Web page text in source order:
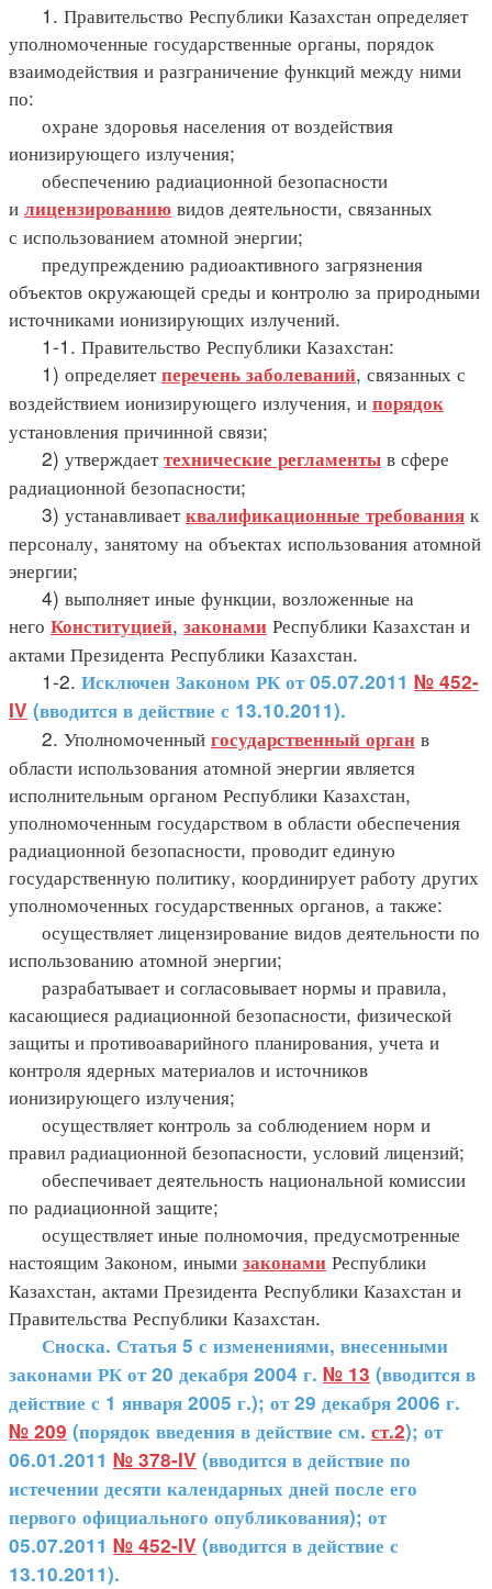
1. Правительство Республики Казахстан определяет
уполномоченные государственные органы, порядок
взаимодействия и разграничение функций между ними
по:
охране здоровья населения от воздействия
ионизирующего излучения;
обеспечению радиационной безопасности
и лицензированию видов деятельности, связанных
с использованием атомной энергии;
предупреждению радиоактивного загрязнения
объектов окружающей среды и контролю за природными
источниками ионизирующих излучений.
1-1. Правительство Республики Казахстан:
1) определяетперечень заболеваний, связанных с
воздействием ионизирующего излучения, и порядок
установления причинной связи;
2) утверждаеттехнические регламенты в сфере
радиационной безопасности;
3) устанавливаетквалификационные требования к
персоналу, занятому на объектах использования атомной
энергии;
4) выполняет иные функции, возложенные на
него Конституцией, законами Республики Казахстан и
актами Президента Республики Казахстан.
1-2. Исключен Законом РК от 05.07.2011 № 452-
IV (вводится в действие с 13.10.2011).
2. Уполномоченный государственный орган в
области использования атомной энергии является
исполнительным органом Республики Казахстан,
уполномоченным государством в области обеспечения
радиационной безопасности, проводит единую
государственную политику, координирует работу других
уполномоченных государственных органов, а также:
осуществляет лицензирование видов деятельности по
использованию атомной энергии;
разрабатывает и согласовывает нормы и правила,
касающиеся радиационной безопасности, физической
защиты и противоаварийного планирования, учета и
контроля ядерных материалов и источников
ионизирующего излучения;
осуществляет контроль за соблюдением норм и
правил радиационной безопасности, условий лицензий;
обеспечивает деятельность национальной комиссии
по радиационной защите;
осуществляет иные полномочия, предусмотренные
настоящим Законом, иными законами Республики
Казахстан, актами Президента Республики Казахстан и
Правительства Республики Казахстан.
Сноска. Статья 5 с изменениями, внесенными
законами РК от 20 декабря 2004 г. № 13 (вводится в
действие с 1 января 2005 г.); от 29 декабря 2006 г.
№ 209 (порядок введения в действие см. ст.2); от
06.01.2011 № 378-IV (вводится в действие по
истечении десяти календарных дней после его
первого официального опубликования); от
05.07.2011 № 452-IV (вводится в действие с
13.10.2011).